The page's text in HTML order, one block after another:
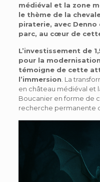
médiéval et la zone
le thème de la
piraterie, avec
parc, au cœur de
L’investissement de
pour la
témoigne de cette
l’immersion . La
en château médiéval et
Boucanier en forme de
recherche permanente